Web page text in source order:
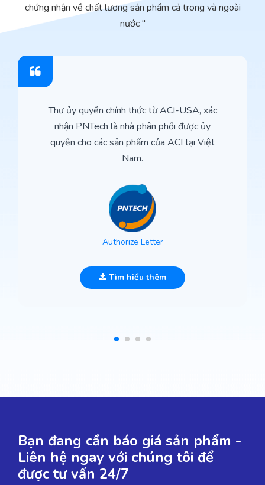
chứng nhận về chất lượng sản phẩm cả trong và ngoài
nước "
Thư ủy quyền chính thức từ ACI-USA, xác
nhận PNTech là nhà phân phối được ủy
quyền cho các sản phẩm của ACI tại Việt
Nam.
Authorize Letter
Tìm hiểu thêm
Bạn đang cần báo giá sản phẩm -
Liên hệ ngay với chúng tôi để
được tư vấn 24/7